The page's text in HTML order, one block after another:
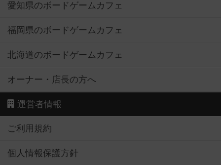
愛知県のボードゲームカフェ
福岡県のボードゲームカフェ
北海道のボードゲームカフェ
オーナー・店長の方へ
運営者情報
ご利用規約
個人情報保護方針